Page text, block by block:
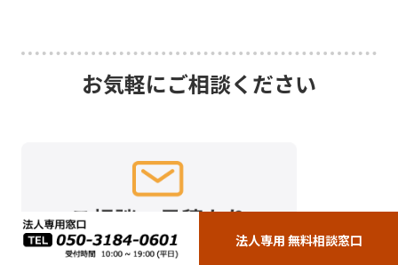
お気軽にご相談ください
法人専用 無料相談窓口